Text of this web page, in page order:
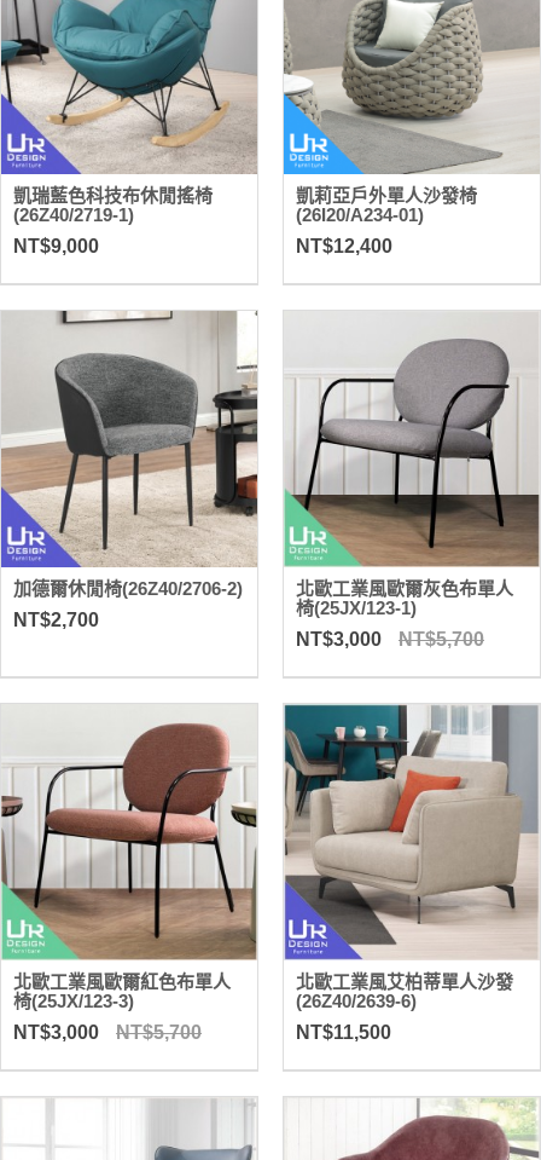
凱瑞藍色科技布休閒搖椅
(26Z40/2719-1)
NT$9,000
凱莉亞戶外單人沙發椅
(26I20/A234-01)
NT$12,400
加德爾休閒椅(26Z40/2706-2)
NT$2,700
北歐工業風歐爾灰色布單人
椅(25JX/123-1)
NT$3,000
NT$5,700
北歐工業風歐爾紅色布單人
椅(25JX/123-3)
NT$3,000
NT$5,700
北歐工業風艾柏蒂單人沙發
(26Z40/2639-6)
NT$11,500